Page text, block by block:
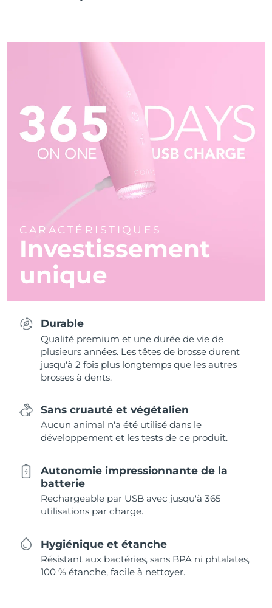
CARACTÉRISTIQUES
Investissement
unique
Durable
Qualité premium et une durée de vie de
plusieurs années. Les têtes de brosse durent
jusqu'à 2 fois plus longtemps que les autres
brosses à dents.
Sans cruauté et végétalien
Aucun animal n'a été utilisé dans le
développement et les tests de ce produit.
Autonomie impressionnante de la
batterie
Rechargeable par USB avec jusqu'à 365
utilisations par charge.
Hygiénique et étanche
Résistant aux bactéries, sans BPA ni phtalates,
100 % étanche, facile à nettoyer.